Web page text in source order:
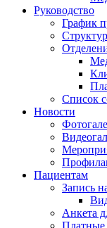
Руководство
График
Список
Новости
Пациентам
Запись
Анкета
Платные